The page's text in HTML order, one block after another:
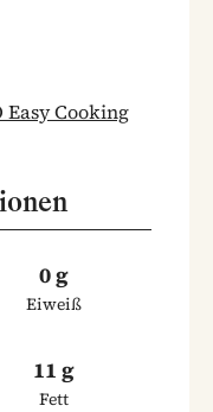
Easy Cooking
0 g
Eiweiß
11 g
Fett